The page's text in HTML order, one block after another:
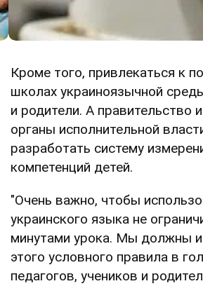
Кроме того, привлекаться к
школах украиноязычной
и родители. А правительство
органы исполнительной
разработать систему
компетенций детей.
"Очень важно, чтобы
украинского языка не
минутами урока. Мы должны
этого условного правила в
педагогов, учеников и